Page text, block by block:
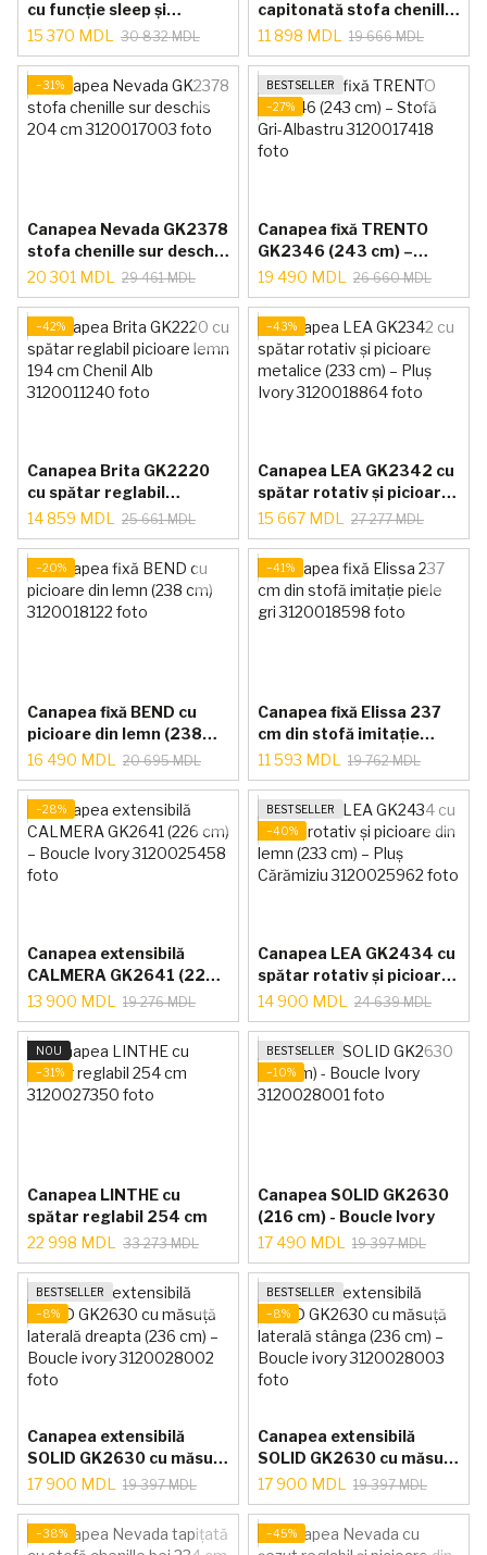
cu funcție sleep și
picioare din lemn, 234
cm, Alb Chenille
15 370 MDL 30 832 MDL
capitonată stofa chenille
227 cm
11 898 MDL 19 666 MDL
−31%
Canapea Nevada GK2378
stofa chenille sur deschis
204 cm
20 301 MDL 29 461 MDL
BESTSELLER
−27%
Canapea fixă TRENTO
GK2346 (243 cm) –
Stofă Gri-Albastru
19 490 MDL 26 660 MDL
−42%
Canapea Brita GK2220
cu spătar reglabil
picioare lemn 194 cm
Chenil Alb
14 859 MDL 25 661 MDL
−43%
Canapea LEA GK2342 cu
spătar rotativ și picioare
metalice (233 cm) – Pluș
Ivory
15 667 MDL 27 277 MDL
−20%
Canapea fixă BEND cu
picioare din lemn (238
cm)
16 490 MDL 20 695 MDL
−41%
Canapea fixă Elissa 237
cm din stofă imitație
piele gri
11 593 MDL 19 762 MDL
−28%
Canapea extensibilă
CALMERA GK2641 (226
cm) – Boucle Ivory
13 900 MDL 19 276 MDL
BESTSELLER
−40%
Canapea LEA GK2434 cu
spătar rotativ și picioare
din lemn (233 cm) – Pluș
Cărămiziu
14 900 MDL 24 639 MDL
NOU
−31%
Canapea LINTHE cu
spătar reglabil 254 cm
22 998 MDL
33 273 MDL
BESTSELLER
−10%
Canapea SOLID GK2630
(216 cm) - Boucle Ivory
17 490 MDL
19 397 MDL
BESTSELLER
−8%
Canapea extensibilă
SOLID GK2630 cu măsuță
laterală dreapta (236
cm) – Boucle ivory
17 900 MDL 19 397 MDL
BESTSELLER
−8%
Canapea extensibilă
SOLID GK2630 cu măsuță
laterală stânga (236 cm)
– Boucle ivory
17 900 MDL 19 397 MDL
−38% −45%